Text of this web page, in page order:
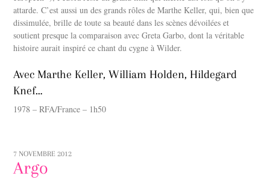
attarde. C’est aussi un des grands rôles de Marthe Keller, qui, bien que
dissimulée, brille de toute sa beauté dans les scènes dévoilées et
soutient presque la comparaison avec Greta Garbo, dont la véritable
histoire aurait inspiré ce chant du cygne à Wilder.
Avec Marthe Keller, William Holden, Hildegard
Knef…
1978 – RFA/France – 1h50
7 NOVEMBRE 2012
Argo